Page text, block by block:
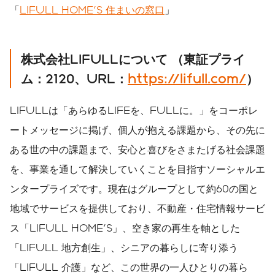
「LIFULL HOME'S 住まいの窓口 」
株式会社LIFULLについて
（東証プライ
ム： 2120、 URL ： https://lifull.com/）
LIFULLは「あらゆるLIFEを、FULLに。」をコーポレ
ートメッセージに掲げ、個人が抱える課題から、その先に
ある世の中の課題まで、安心と喜びをさまたげる社会課題
を、事業を通して解決していくことを目指すソーシャルエ
ンタープライズです。現在はグループとして約60の国と
地域でサービスを提供しており、不動産・住宅情報サービ
ス「LIFULL HOME'S」、空き家の再生を軸とした
「LIFULL 地方創生」、シニアの暮らしに寄り添う
「LIFULL 介護」など、この世界の一人ひとりの暮ら